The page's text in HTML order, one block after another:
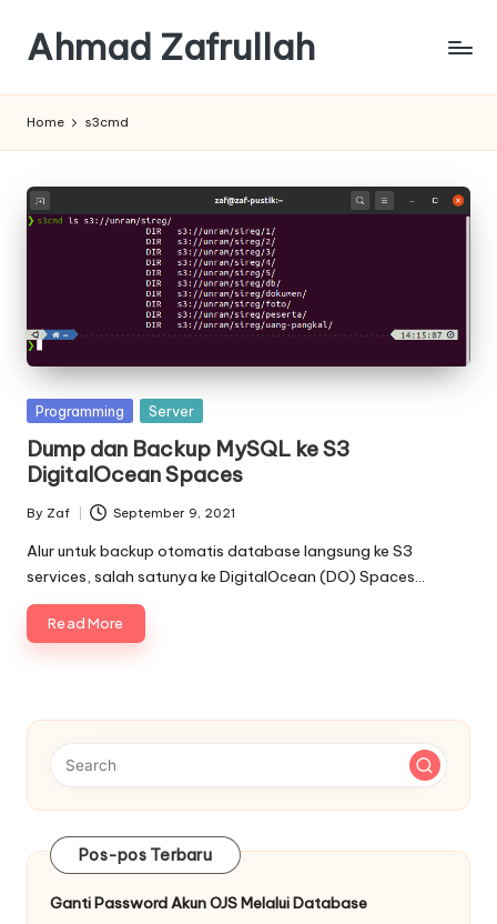
Skip
content
Ahmad Zafrullah
Learn
better
than
Home s3cmd
Posted
Programming Server
Dump dan Backup MySQL ke S3
DigitalOcean Spaces
Posted
by
By Zaf September 9, 2021
Alur untuk backup otomatis database langsung ke S3
services, salah satunya ke DigitalOcean (DO) Spaces…
Read More
Pos-pos Terbaru
Ganti Password Akun OJS Melalui Database